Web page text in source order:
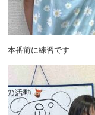
本番前に練習です